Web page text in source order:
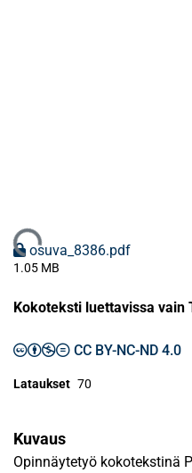
Ladataan...osuva_8386.pdf
1.05 MB
Kokoteksti luettavissa
CC BY-NC-ND 4.0
Lataukset 70
Kuvaus
Opinnäytetyö kokotekstinä